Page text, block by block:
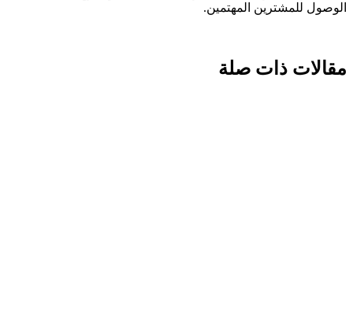
الوصول للمشترين المهتمين.
مقالات ذات صلة